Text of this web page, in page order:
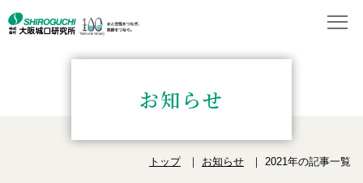
お知らせ
トップ お知らせ 2021年の記事一覧